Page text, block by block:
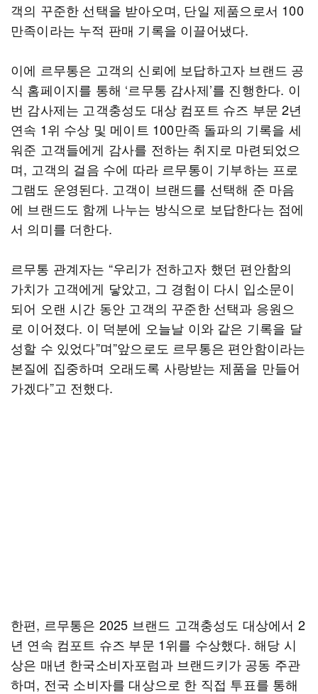
객의 꾸준한 선택을 받아오며, 단일 제품으로서 100
만족이라는 누적 판매 기록을 이끌어냈다.
이에 르무통은 고객의 신뢰에 보답하고자 브랜드 공
식 홈페이지를 통해 ‘르무통 감사제’를 진행한다. 이
번 감사제는 고객충성도 대상 컴포트 슈즈 부문 2년
연속 1위 수상 및 메이트 100만족 돌파의 기록을 세
워준 고객들에게 감사를 전하는 취지로 마련되었으
며, 고객의 걸음 수에 따라 르무통이 기부하는 프로
그램도 운영된다. 고객이 브랜드를 선택해 준 마음
에 브랜드도 함께 나누는 방식으로 보답한다는 점에
서 의미를 더한다.
르무통 관계자는 “우리가 전하고자 했던 편안함의
가치가 고객에게 닿았고, 그 경험이 다시 입소문이
되어 오랜 시간 동안 고객의 꾸준한 선택과 응원으
로 이어졌다. 이 덕분에 오늘날 이와 같은 기록을 달
성할 수 있었다”며”앞으로도 르무통은 편안함이라는
본질에 집중하며 오래도록 사랑받는 제품을 만들어
가겠다”고 전했다.
한편, 르무통은 2025 브랜드 고객충성도 대상에서 2
년 연속 컴포트 슈즈 부문 1위를 수상했다. 해당 시
상은 매년 한국소비자포럼과 브랜드키가 공동 주관
하며, 전국 소비자를 대상으로 한 직접 투표를 통해